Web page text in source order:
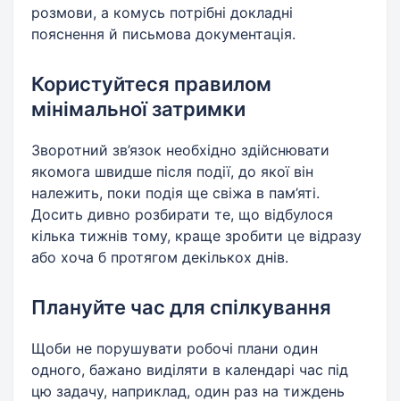
розмови, а комусь потрібні докладні
пояснення й письмова документація.
Користуйтеся правилом
мінімальної затримки
Зворотний зв’язок необхідно здійснювати
якомога швидше після події, до якої він
належить, поки подія ще свіжа в пам’яті.
Досить дивно розбирати те, що відбулося
кілька тижнів тому, краще зробити це відразу
або хоча б протягом декількох днів.
Плануйте час для спілкування
Щоби не порушувати робочі плани один
одного, бажано виділяти в календарі час під
цю задачу, наприклад, один раз на тиждень